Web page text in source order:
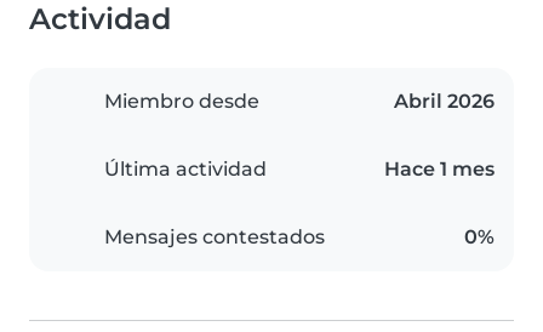
Actividad
Miembro desde Abril 2026
Última actividad Hace 1 mes
Mensajes contestados 0%